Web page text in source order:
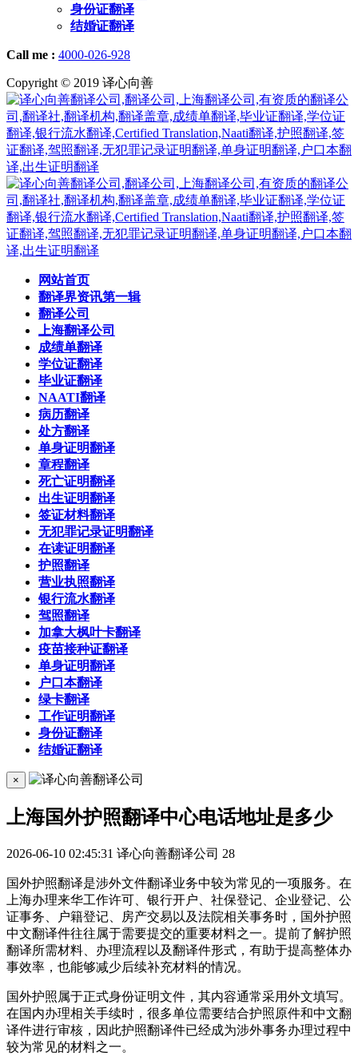
身份证翻译
结婚证翻译
Call me : 4000-026-928
Copyright © 2019 译心向善
网站首页
翻译界资讯第一辑
翻译公司
上海翻译公司
成绩单翻译
学位证翻译
毕业证翻译
NAATI翻译
病历翻译
处方翻译
单身证明翻译
章程翻译
死亡证明翻译
出生证明翻译
签证材料翻译
无犯罪记录证明翻译
在读证明翻译
护照翻译
营业执照翻译
银行流水翻译
驾照翻译
加拿大枫叶卡翻译
疫苗接种证翻译
单身证明翻译
户口本翻译
绿卡翻译
工作证明翻译
身份证翻译
结婚证翻译
×
上海国外护照翻译中心电话地址是多少
2026-06-10 02:45:31 译心向善翻译公司 28
国外护照翻译是涉外文件翻译业务中较为常见的一项服务。在
上海办理来华工作许可、银行开户、社保登记、企业登记、公
证事务、户籍登记、房产交易以及法院相关事务时，国外护照
中文翻译件往往属于需要提交的重要材料之一。提前了解护照
翻译所需材料、办理流程以及翻译件形式，有助于提高整体办
事效率，也能够减少后续补充材料的情况。
国外护照属于正式身份证明文件，其内容通常采用外文填写。
在国内办理相关手续时，很多单位需要结合护照原件和中文翻
译件进行审核，因此护照翻译件已经成为涉外事务办理过程中
较为常见的材料之一。